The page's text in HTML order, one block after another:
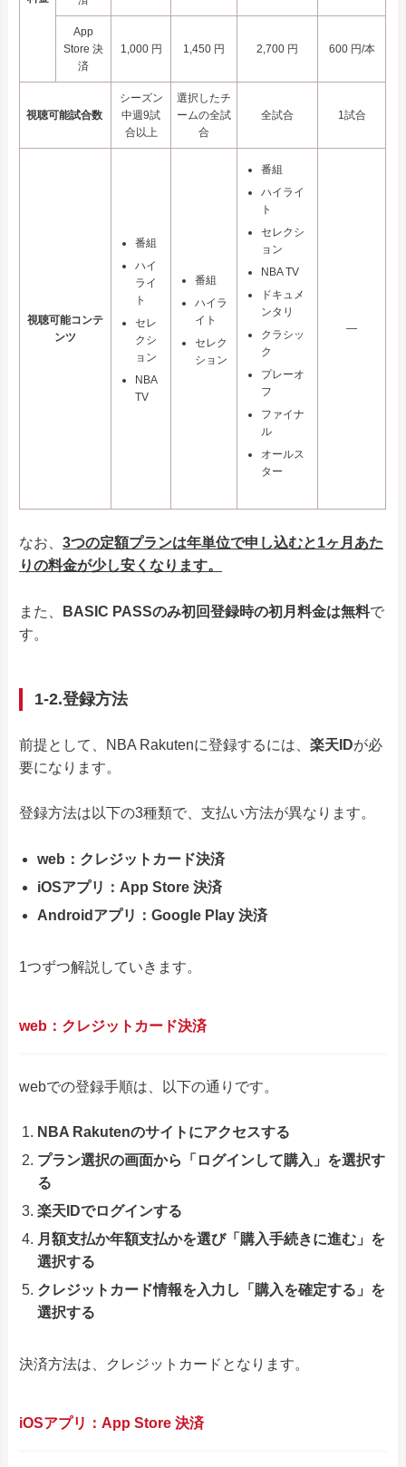
App
Store 決
済
1,000 円 1,450 円 2,700 円 600 円/本
視聴可能試合数
シーズン
中週9試
合以上
選択したチ
ームの全試
合
全試合 1試合
視聴可能コンテ
ンツ
番組
ハイ
ライ
ト
セレ
クシ
ョン
NBA
TV
番組
ハイラ
イト
セレク
ション
番組
ハイライ
ト
セレクシ
ョン
NBA TV
ドキュメ
ンタリ
クラシッ
ク
プレーオ
フ
ファイナ
ル
オールス
ター
―
なお、 3つの定額プランは年単位で申し込むと1ヶ月あた
りの料金が少し安くなります。
また、 BASIC PASSのみ初回登録時の初月料金は無料で
す。
1-2.登録方法
前提として、NBA Rakutenに登録するには、 楽天IDが必
要になります。
登録方法は以下の3種類で、支払い方法が異なります。
web：クレジットカード決済
iOSアプリ：App Store 決済
Androidアプリ：Google Play 決済
1つずつ解説していきます。
web：クレジットカード決済
webでの登録手順は、以下の通りです。
NBA Rakutenのサイトにアクセスする
プラン選択の画面から「ログインして購入」を選択す
る
楽天IDでログインする
月額支払か年額支払かを選び「購入手続きに進む」を
選択する
クレジットカード情報を入力し「購入を確定する」を
選択する
決済方法は、クレジットカードとなります。
iOSアプリ：App Store 決済